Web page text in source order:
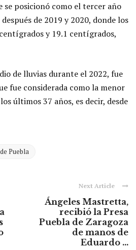
posicionó como el tercer año
de 2019 y 2020, donde los
y 19.1 centígrados,
de lluvias durante el 2022, fue
fue considerada como la menor
últimos 37 años, es decir, desde
Puebla
Next Article
Ángeles Mastretta,
recibió la Presa
Puebla de Zaragoza
de manos de
Eduardo ...